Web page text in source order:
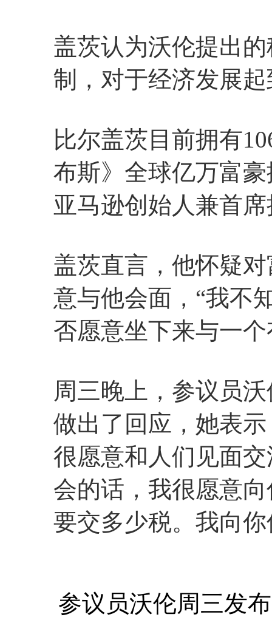
盖茨认为沃伦提出
制，对于经济发展
比尔盖茨目前拥有
布斯》全球亿万富
亚马逊创始人兼首
盖茨直言，他怀疑
意与他会面，“我不
否愿意坐下来与一
周三晚上，参议员
做出了回应，她表
很愿意和人们见面
会的话，我很愿意
要交多少税。我向
参议员沃伦周三发